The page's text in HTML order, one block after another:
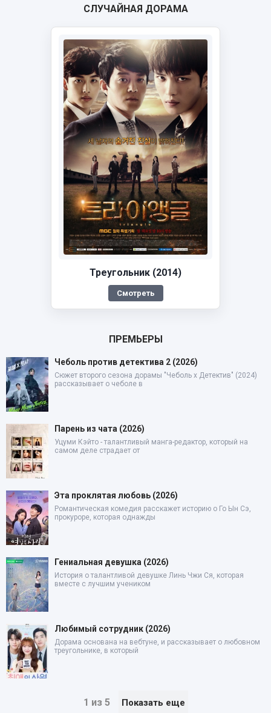
СЛУЧАЙНАЯ ДОРАМА
Треугольник (2014)
Смотреть
ПРЕМЬЕРЫ
Чеболь против детектива 2 (2026)
Сюжет второго сезона дорамы "Чеболь x Детектив" (2024)
рассказывает о чеболе в
Парень из чата (2026)
Уцуми Кэйто - талантливый манга-редактор, который на
самом деле страдает от
Эта проклятая любовь (2026)
Романтическая комедия расскажет историю о Го Ын Сэ,
прокуроре, которая однажды
Гениальная девушка (2026)
История о талантливой девушке Линь Чжи Ся, которая
вместе с лучшим учеником
Любимый сотрудник (2026)
Дорама основана на вебтуне, и рассказывает о любовном
треугольнике, в который
1 из 5 Показать еще